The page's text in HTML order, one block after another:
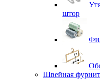
штор
Швейная